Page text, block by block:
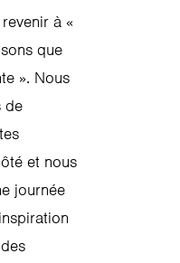
à «
que
». Nous
de
et nous
journée